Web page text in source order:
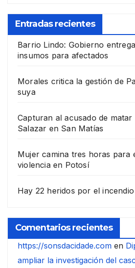
Entradas recientes
Barrio Lindo: Gobierno
insumos para afectados
Morales critica la gestión de
suya
Capturan al acusado de matar
Salazar en San Matías
Mujer camina tres horas para
violencia en Potosí
Hay 22 heridos por el
Comentarios recientes
https://sonsdacidade.com en
ampliar la investigación del